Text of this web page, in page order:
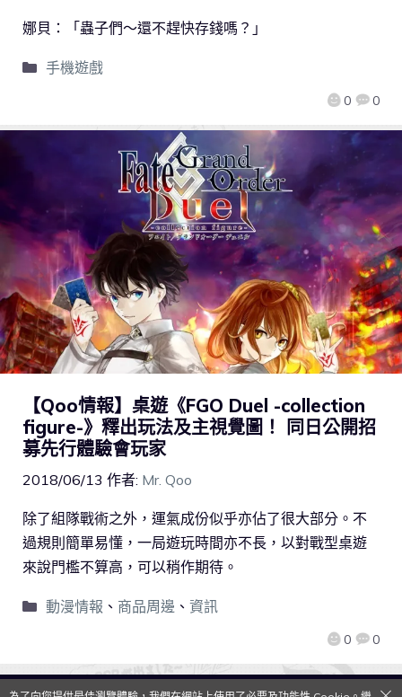
0 0
娜貝：「蟲子們～還不趕快存錢嗎？」
手機遊戲
【Qoo情報】桌遊《FGO Duel -collection
figure-》釋出玩法及主視覺圖！ 同日公開招
募先行體驗會玩家
2018/06/13 作者: Mr. Qoo
0 0
除了組隊戰術之外，運氣成份似乎亦佔了很大部分。不
過規則簡單易懂，一局遊玩時間亦不長，以對戰型桌遊
來說門檻不算高，可以稍作期待。
動漫情報 、 商品周邊 、 資訊